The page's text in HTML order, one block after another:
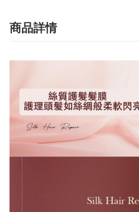
商品詳情